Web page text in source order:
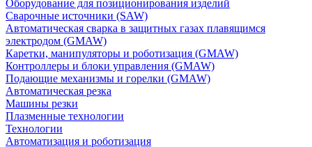
Оборудование для позиционирования изделий
Сварочные источники (SAW)
Автоматическая сварка в защитных газах плавящимся
электродом (GMAW)
Каретки, манипуляторы и роботизация (GMAW)
Контроллеры и блоки управления (GMAW)
Подающие механизмы и горелки (GMAW)
Автоматическая резка
Машины резки
Плазменные технологии
Технологии
Автоматизация и роботизация